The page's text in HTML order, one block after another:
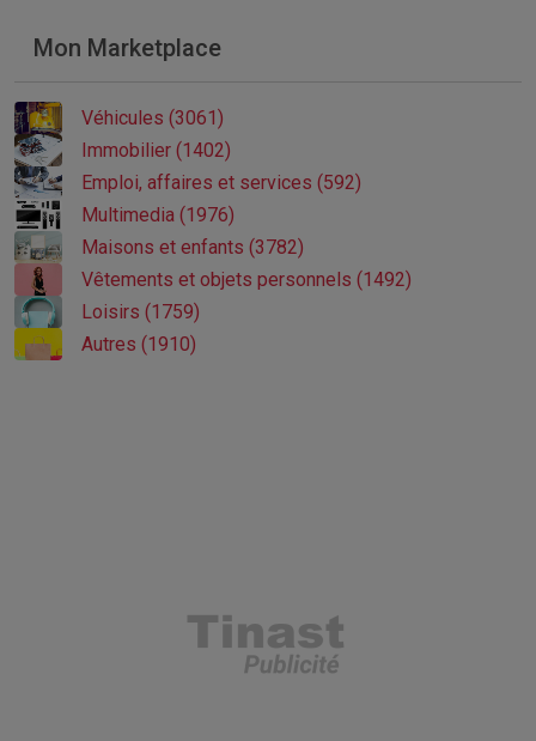
Mon Marketplace
Véhicules (3061)
Immobilier (1402)
Emploi, affaires et services (592)
Multimedia (1976)
Maisons et enfants (3782)
Vêtements et objets personnels (1492)
Loisirs (1759)
Autres (1910)